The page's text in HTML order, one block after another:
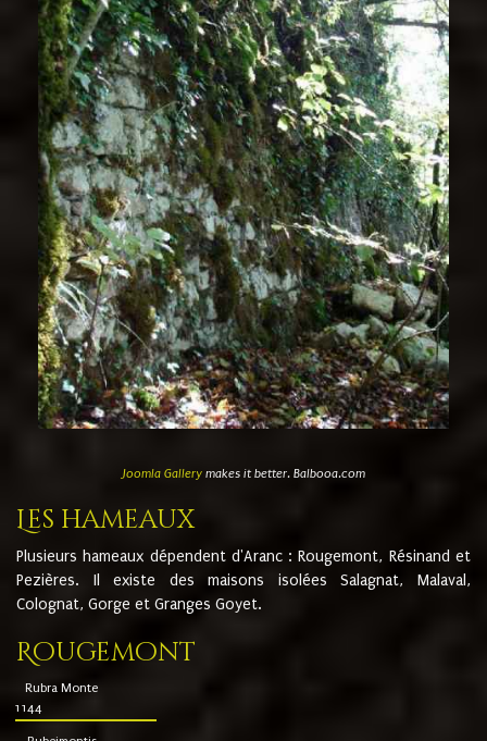
Joomla Gallerymakes it better. Balbooa.com
Les hameaux
Plusieurs hameaux dépendent d'Aranc : Rougemont, Résinand et
Pezières. Il existe des maisons isolées Salagnat, Malaval,
Colognat, Gorge et Granges Goyet.
Rougemont
Rubra Monte
1144